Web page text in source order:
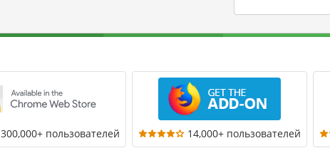
300,000+ пользователей 14,000+ пользователей